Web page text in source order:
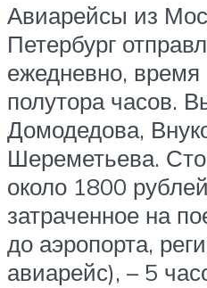
Авиарейсы из
Петербург
ежедневно, время
полутора часов.
Домодедова,
Шереметьева.
около 1800
затраченное на
до аэропорта,
авиарейс), – 5